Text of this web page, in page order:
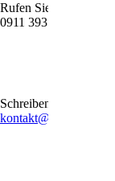
Rufen Sie uns gerne an
0911 39372790
Schreiben Sie uns
kontakt@stb-becker-